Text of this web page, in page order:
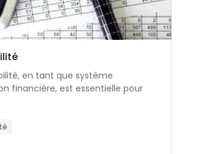
cours
:
en tant que système
financière, est essentielle pour